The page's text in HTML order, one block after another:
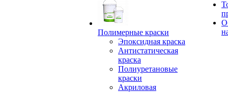
Полимерные краски
Эпоксидная краска
Антистатическая
краска
Полиуретановые
краски
Акриловая